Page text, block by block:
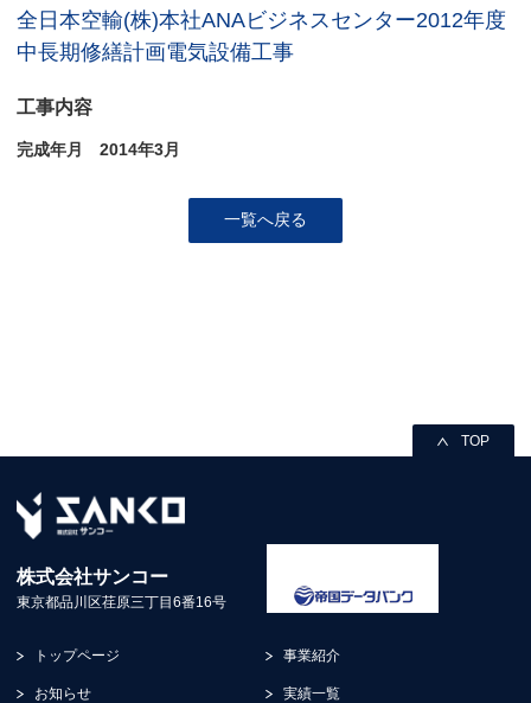
全日本空輸(株)本社ANAビジネスセンター2012年度
中長期修繕計画電気設備工事
工事内容
完成年月 2014年3月
一覧へ戻る
TOP
株式会社サンコー
東京都品川区荏原三丁目6番16号
トップページ
お知らせ
事業紹介
実績一覧